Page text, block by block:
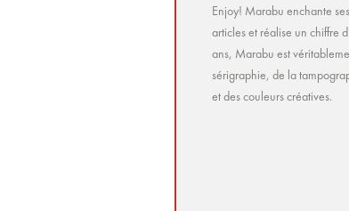
Enjoy! Marabu enchante
articles et réalise un chiffre
ans, Marabu est
sérigraphie, de la
et des couleurs créatives.